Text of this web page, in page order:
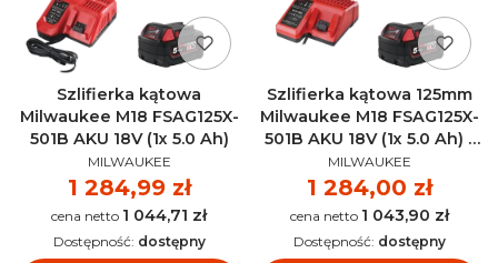
Szlifierka kątowa
Milwaukee M18 FSAG125X-
501B AKU 18V (1x 5.0 Ah)
PRODUCENT
MILWAUKEE
Cena
1 284,99 zł
Cena 1 044,71 zł
Dostępność: dostępny
Szlifierka kątowa 125mm
Milwaukee M18 FSAG125X-
501B AKU 18V (1x 5.0 Ah) -
4933500779
PRODUCENT
MILWAUKEE
Cena
1 284,00 zł
Cena 1 043,90 zł
Dostępność: dostępny